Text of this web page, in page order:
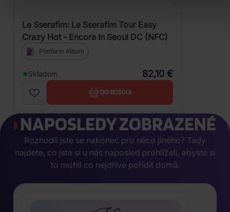
Le Sserafim: Le Sserafim Tour Easy
Crazy Hot - Encore In Seoul DC (NFC)
Platform Album
Skladom 82,10 €
DO KOŠÍKA
NAPOSLEDY ZOBRAZENÉ
Rozhodli jste se nakonec pro něco jiného? Tady
najdete, co jste si u nás naposled prohlíželi, abyste si
to mohli co nejdříve pořídit domů.